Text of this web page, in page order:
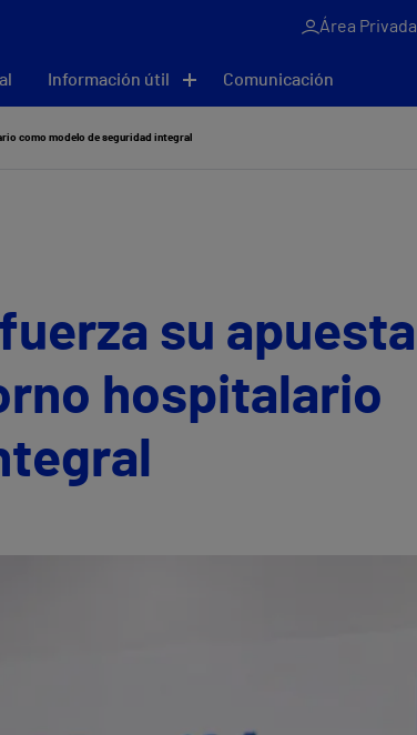
Área Privada
Información útil Comunicación
como modelo de seguridad integral
su apuesta
hospitalario